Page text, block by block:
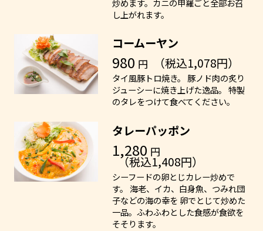
し上がれます。
コームーヤン
980 円 （税込1,078円）
タイ風豚トロ焼き。 豚ノド肉の炙り
ジューシーに焼き上げた逸品。 特製
のタレをつけて食べてください。
タレーパッポン
1,280 円
（税込1,408円）
シーフードの卵とじカレー炒めで
す。 海老、イカ、白身魚、つみれ団
子などの海の幸を 卵でとじて炒めた
一品。ふわふわとした食感が食欲を
そそります。